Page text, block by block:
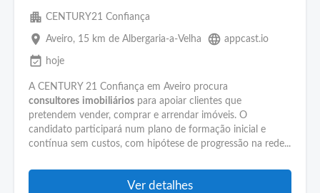
apartment CENTURY21 Confiança
place Aveiro, 15 km de Albergaria-a-Velha language appcast.io
event_available hoje
A CENTURY 21 Confiança em Aveiro procura
consultores imobiliários para apoiar clientes que
pretendem vender, comprar e arrendar imóveis. O
candidato participará num plano de formação inicial e
contínua sem custos, com hipótese de progressão na rede...
Ver detalhes